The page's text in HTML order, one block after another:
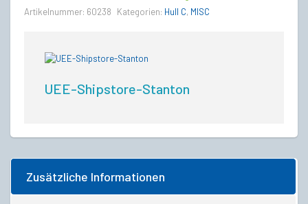
Versicherung
Artikelnummer: 60238 Kategorien: Hull C, MISC
UEE-Shipstore-Stanton
Zusätzliche Informationen